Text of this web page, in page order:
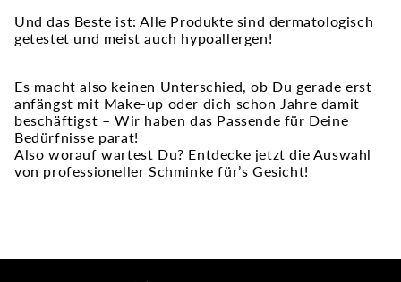
Und das Beste ist: Alle Produkte sind dermatologisch
getestet und meist auch hypoallergen!
Es macht also keinen Unterschied, ob Du gerade erst
anfängst mit Make-up oder dich schon Jahre damit
beschäftigst – Wir haben das Passende für Deine
Bedürfnisse parat!
Also worauf wartest Du? Entdecke jetzt die Auswahl
von professioneller Schminke für’s Gesicht!